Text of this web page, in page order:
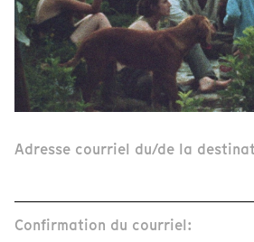
Adresse courriel du/de la
Confirmation du courriel: